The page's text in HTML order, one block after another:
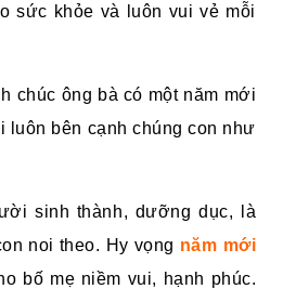
sức khỏe và luôn vui vẻ mỗi
chúc ông bà có một năm mới
luôn bên cạnh chúng con như
sinh thành, dưỡng dục, là
noi theo. Hy vọng năm mới
bố mẹ niềm vui, hạnh phúc.